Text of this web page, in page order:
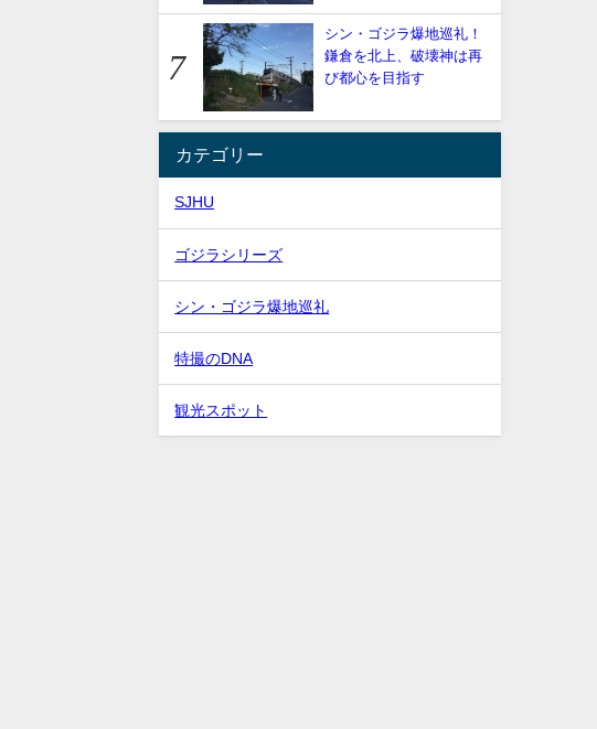
シン・ゴジラ爆地巡礼！
鎌倉を北上、破壊神は再
び都心を目指す
カテゴリー
SJHU
ゴジラシリーズ
シン・ゴジラ爆地巡礼
特撮のDNA
観光スポット